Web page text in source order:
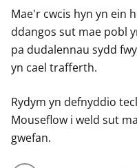
Mae'r cwcis hyn yn ein
ddangos sut mae pobl
pa dudalennau sydd
yn cael trafferth.
Rydym yn defnyddio
Mouseflow i weld sut
gwefan.